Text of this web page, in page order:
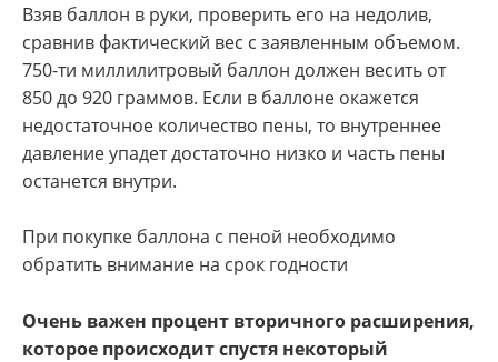
Взяв баллон в руки, проверить его на недолив,
сравнив фактический вес с заявленным объемом.
750-ти миллилитровый баллон должен весить от
850 до 920 граммов. Если в баллоне окажется
недостаточное количество пены, то внутреннее
давление упадет достаточно низко и часть пены
останется внутри.
При покупке баллона с пеной необходимо
обратить внимание на срок годности
Очень важен процент вторичного расширения,
которое происходит спустя некоторый